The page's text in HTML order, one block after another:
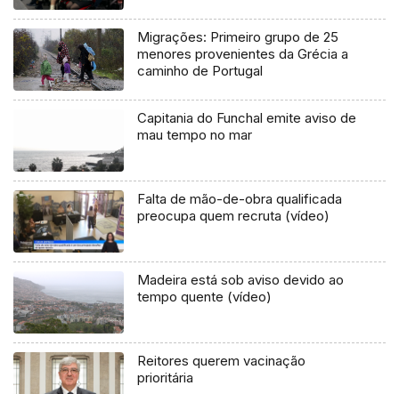
Migrações: Primeiro grupo de 25
menores provenientes da Grécia a
caminho de Portugal
Capitania do Funchal emite aviso de
mau tempo no mar
Falta de mão-de-obra qualificada
preocupa quem recruta (vídeo)
Madeira está sob aviso devido ao
tempo quente (vídeo)
Reitores querem vacinação
prioritária